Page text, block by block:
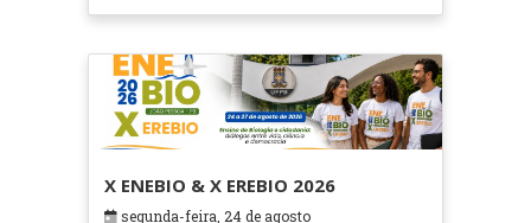
X ENEBIO & X EREBIO 2026
segunda-feira, 24 de agosto